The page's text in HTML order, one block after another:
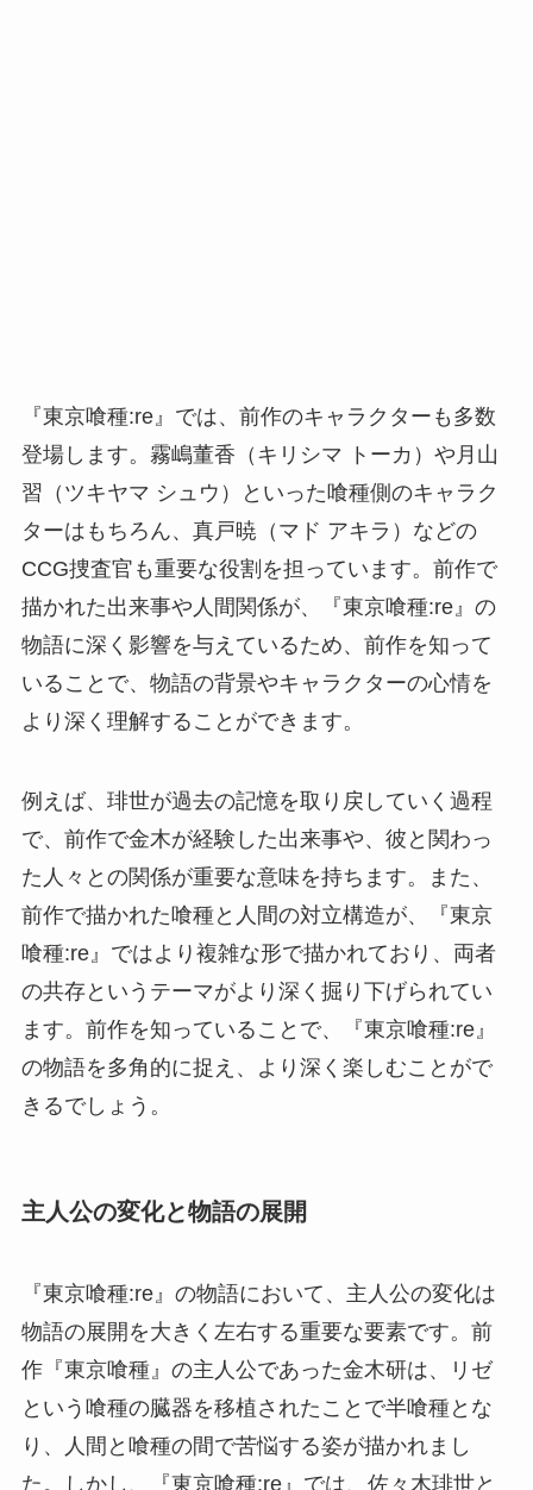
『東京喰種:re』では、前作のキャラクターも多数
登場します。霧嶋董香（キリシマ トーカ）や月山
習（ツキヤマ シュウ）といった喰種側のキャラク
ターはもちろん、真戸暁（マド アキラ）などの
CCG捜査官も重要な役割を担っています。前作で
描かれた出来事や人間関係が、『東京喰種:re』の
物語に深く影響を与えているため、前作を知って
いることで、物語の背景やキャラクターの心情を
より深く理解することができます。
例えば、琲世が過去の記憶を取り戻していく過程
で、前作で金木が経験した出来事や、彼と関わっ
た人々との関係が重要な意味を持ちます。また、
前作で描かれた喰種と人間の対立構造が、『東京
喰種:re』ではより複雑な形で描かれており、両者
の共存というテーマがより深く掘り下げられてい
ます。前作を知っていることで、『東京喰種:re』
の物語を多角的に捉え、より深く楽しむことがで
きるでしょう。
主人公の変化と物語の展開
『東京喰種:re』の物語において、主人公の変化は
物語の展開を大きく左右する重要な要素です。前
作『東京喰種』の主人公であった金木研は、リゼ
という喰種の臓器を移植されたことで半喰種とな
り、人間と喰種の間で苦悩する姿が描かれまし
た。しかし、『東京喰種:re』では、佐々木琲世と